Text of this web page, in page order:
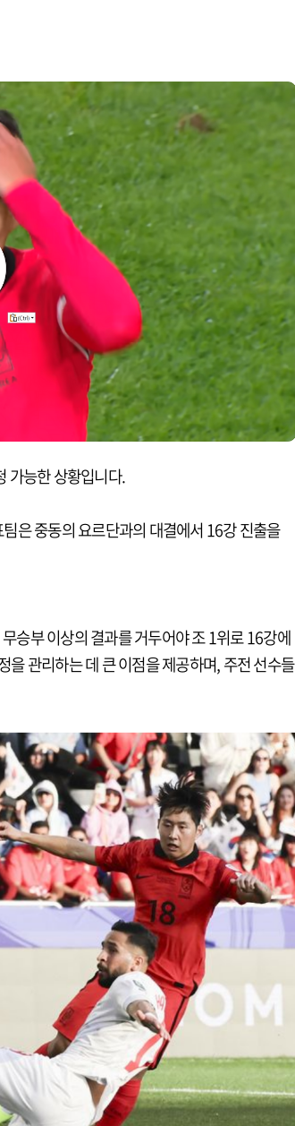
가능한 상황입니다.
은 중동의 요르단과의 대결에서 16강 진출을
승부 이상의 결과를 거두어야 조 1위로 16강에
을 관리하는 데 큰 이점을 제공하며, 주전 선수들